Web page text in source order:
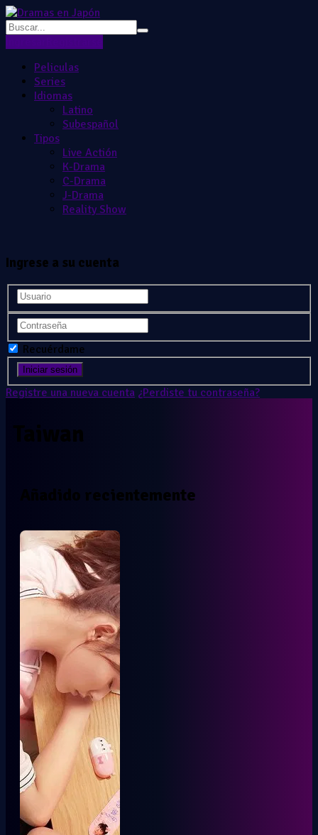
Peliculas
Series
Idiomas
Latino
Subespañol
Tipos
Live Actión
K-Drama
C-Drama
J-Drama
Reality Show
Ingrese a su cuenta
Recuérdame
Registre una nueva cuenta ¿Perdiste tu contraseña?
Taiwan
Añadido recientemente